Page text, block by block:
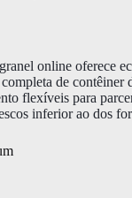
online oferece
de contêiner
flexíveis para
inferior ao dos